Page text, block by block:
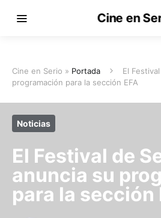
Cine en
Cine en Serio » Portada
El
programación para la sección EFA
Noticias
El Festival de
anuncia su
para la sección